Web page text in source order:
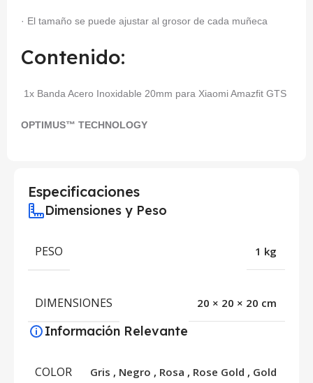
· El tamaño se puede ajustar al grosor de cada muñeca
Contenido:
1x Banda Acero Inoxidable 20mm para Xiaomi Amazfit GTS
OPTIMUS™ TECHNOLOGY
Especificaciones
Dimensiones y Peso
PESO 1 kg
DIMENSIONES 20 × 20 × 20 cm
Información Relevante
COLOR Gris , Negro , Rosa , Rose Gold , Gold